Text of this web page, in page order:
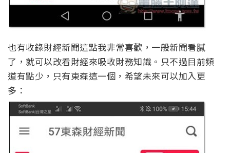
也有收錄財經新聞這點我非常喜歡，一般新聞看膩
了，就可以改看財經來吸收財務知識。只不過目前頻
道有點少，只有東森這一個，希望未來可以加入更
多：